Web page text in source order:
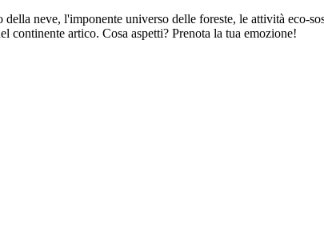
neve, l'imponente universo delle foreste, le attività
continente artico. Cosa aspetti? Prenota la tua emozione!